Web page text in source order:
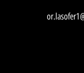
לכתיבת סת"ם